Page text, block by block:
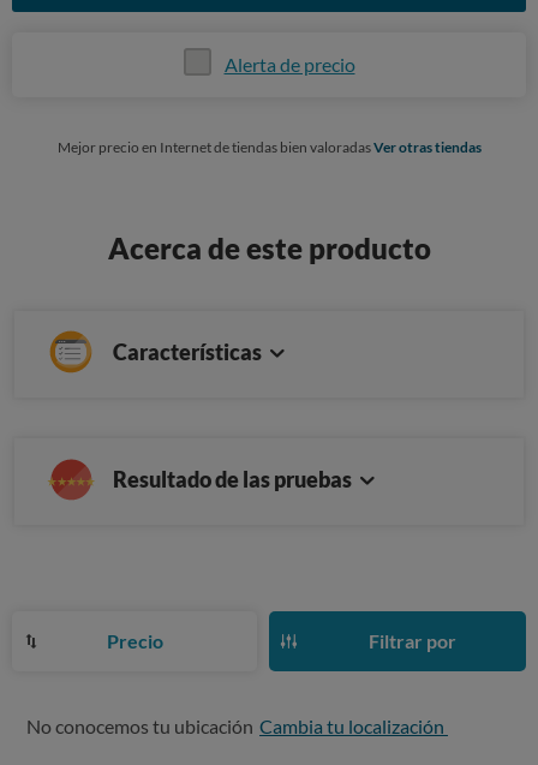
Alerta de precio
Mejor precio en Internet de tiendas bien valoradasVer otras tiendas
Acerca de este producto
Características
Resultado de las pruebas
Precio Filtrar por
No conocemos tu ubicación Cambia tu localización